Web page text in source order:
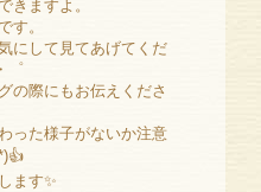
きますよ。
す。
にして見てあげてくだ
゜
の際にもお伝えくださ
った様子がないか注意
ます✨